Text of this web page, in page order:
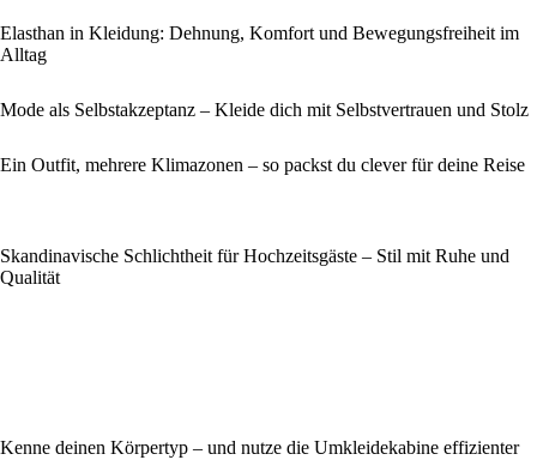
Elasthan in Kleidung: Dehnung, Komfort und Bewegungsfreiheit im
Alltag
Mode als Selbstakzeptanz – Kleide dich mit Selbstvertrauen und Stolz
Ein Outfit, mehrere Klimazonen – so packst du clever für deine Reise
Skandinavische Schlichtheit für Hochzeitsgäste – Stil mit Ruhe und
Qualität
Kenne deinen Körpertyp – und nutze die Umkleidekabine effizienter